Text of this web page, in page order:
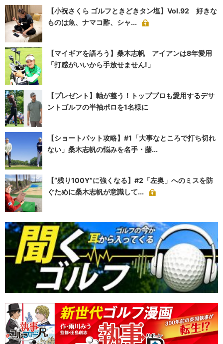
【小祝さくら ゴルフときどきタン塩】Vol.92 好きな
ものは魚、ナマコ酢、シャ...
【マイギアを語ろう】桑木志帆 アイアンは8年愛用
「打感がいいから手放せません!」
【プレゼント】軸が整う！トッププロも愛用するデサ
ントゴルフの半袖ポロを1名様に
【ショートパット攻略】#1「大事なところで打ち切れ
ない」桑木志帆の悩みを名手・藤...
【“残り100Y”に強くなる】#2「左奥」へのミスを防
ぐために桑木志帆が意識して...